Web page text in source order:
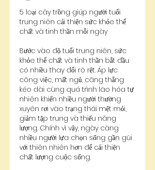
5 loại cây trồng giúp người tuổi
trung niên cải thiện sức khỏe thể
chất và tinh thần mỗi ngày
Bước vào độ tuổi trung niên, sức
khỏe thể chất và tinh thần bắt đầu
có nhiều thay đổi rõ rệt. Áp lực
công việc, mất ngủ, căng thẳng
kéo dài cùng quá trình lão hóa tự
nhiên khiến nhiều người thường
xuyên rơi vào trạng thái mệt mỏi,
giảm tập trung và thiếu năng
lượng. Chính vì vậy, ngày càng
nhiều người lựa chọn sống gần gũi
với thiên nhiên hơn để cải thiện
chất lượng cuộc sống.